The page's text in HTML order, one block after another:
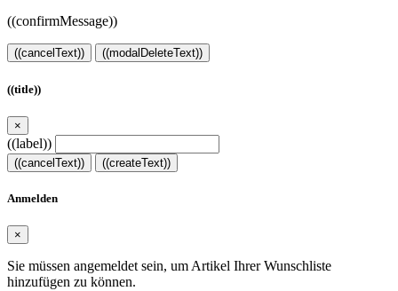
((confirmMessage))
((cancelText)) ((modalDeleteText))
((title))
×
((label))
((cancelText)) ((createText))
Anmelden
×
Sie müssen angemeldet sein, um Artikel Ihrer Wunschliste
hinzufügen zu können.